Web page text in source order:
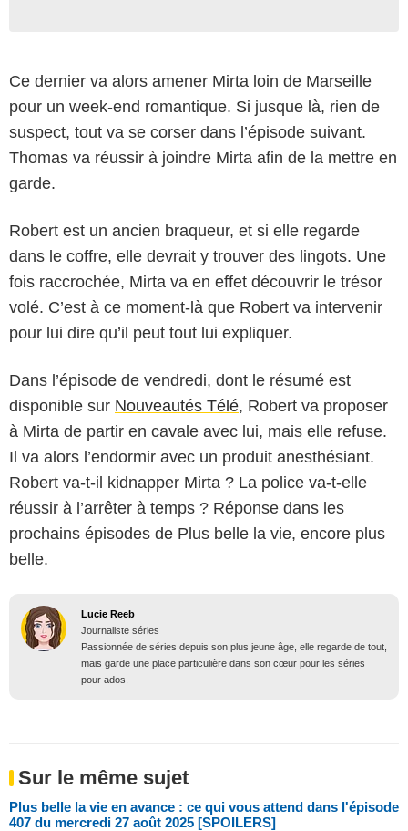
Ce dernier va alors amener Mirta loin de Marseille
pour un week-end romantique. Si jusque là, rien de
suspect, tout va se corser dans l’épisode suivant.
Thomas va réussir à joindre Mirta afin de la mettre en
garde.
Robert est un ancien braqueur, et si elle regarde
dans le coffre, elle devrait y trouver des lingots. Une
fois raccrochée, Mirta va en effet découvrir le trésor
volé. C’est à ce moment-là que Robert va intervenir
pour lui dire qu’il peut tout lui expliquer.
Dans l’épisode de vendredi, dont le résumé est
disponible sur Nouveautés Télé, Robert va proposer
à Mirta de partir en cavale avec lui, mais elle refuse.
Il va alors l’endormir avec un produit anesthésiant.
Robert va-t-il kidnapper Mirta ? La police va-t-elle
réussir à l’arrêter à temps ? Réponse dans les
prochains épisodes de Plus belle la vie, encore plus
belle.
Lucie Reeb
Journaliste séries
Passionnée de séries depuis son plus jeune âge, elle regarde de tout,
mais garde une place particulière dans son cœur pour les séries
pour ados.
Sur le même sujet
Plus belle la vie en avance : ce qui vous attend dans l'épisode
407 du mercredi 27 août 2025 [SPOILERS]